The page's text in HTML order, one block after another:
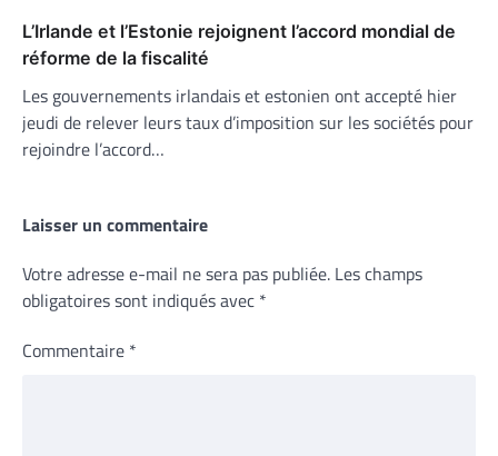
L’Irlande et l’Estonie rejoignent l’accord mondial de
réforme de la fiscalité
Les gouvernements irlandais et estonien ont accepté hier
jeudi de relever leurs taux d’imposition sur les sociétés pour
rejoindre l’accord…
Laisser un commentaire
Votre adresse e-mail ne sera pas publiée. Les champs
obligatoires sont indiqués avec *
Commentaire *